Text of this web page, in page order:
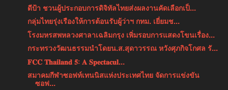
ดีป้า ชวนผู้ประกอบการดิจิทัลไทยส่งผลงานคัดเลือกเป็...
กลุ่มไทยรุ่งเรืองให้การต้อนรับผู้ว่าฯ กทม. เยี่ยมช...
โรงมหรสพหลวงศาลาเฉลิมกรุง เพิ่มรอบการแสดงโขนเรื่อง...
กระทรวงวัฒนธรรมนำโดยน.ส.สุดาวรรณ หวังศุภกิจโกศล รั...
𝐅𝐂𝐂 𝐓𝐡𝐚𝐢𝐥𝐚𝐧𝐝 𝟓: 𝐀 𝐒𝐩𝐞𝐜𝐭𝐚𝐜𝐮𝐥...
สมาคมกีฬาซอฟท์เทนนิสแห่งประเทศไทย จัดการแข่งขัน
ซอฟ...